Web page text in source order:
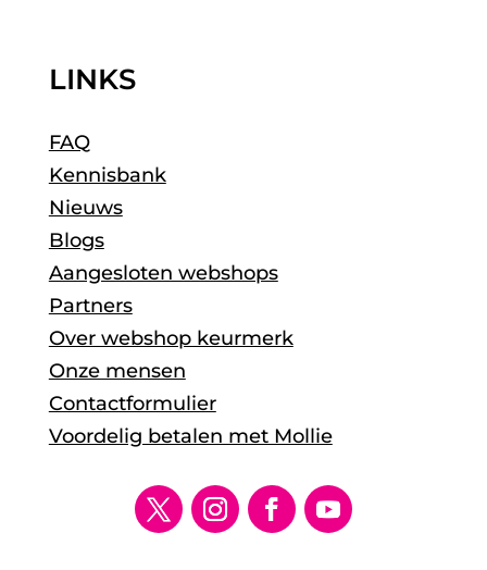
LINKS
FAQ
Kennisbank
Nieuws
Blogs
Aangesloten webshops
Partners
Over webshop keurmerk
Onze mensen
Contactformulier
Voordelig betalen met Mollie